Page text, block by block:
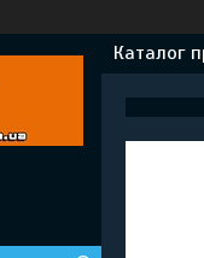
Каталог